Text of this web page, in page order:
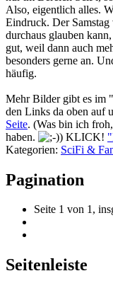
Also, eigentlich alles.
Eindruck. Der
durchaus glauben
gut, weil dann auch
besonders gerne an.
häufig.
Mehr Bilder gibt es im
den Links da oben auf
Seite. (Was bin ich
haben.
) KLICK!
Kategorien: SciFi &
Pagination
Seite 1 von 1,
Seitenleiste